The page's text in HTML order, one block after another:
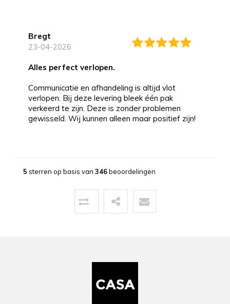
Bregt
23-04-2026
alles perfect verlopen.
Communicatie en afhandeling is altijd vlot
verlopen. Bij deze levering bleek één pak
verkeerd te zijn. Deze is zonder problemen
gewisseld. Wij kunnen alleen maar positief zijn!
13-03-2026
Uitstekende service zowel voor, tijdens als na
vermelding voor de heel vriendelijke en
benodigdheden leverde en ons hielp om deze
5 sterren op basis van 346beoordelingen